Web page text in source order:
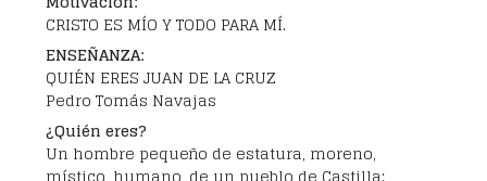
CRISTO ES MÍO Y TODO PARA MÍ.
ENSEÑANZA:
QUIÉN ERES JUAN DE LA CRUZ
Pedro Tomás Navajas
¿Quién eres?
Un hombre pequeño de estatura, moreno,